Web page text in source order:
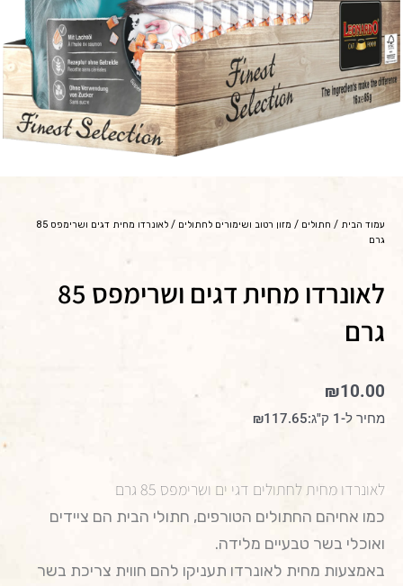
עמוד הבית / חתולים / מזון רטוב ושימורים לחתולים
/ לאונרדו מחית דגים ושרימפס 85
גרם
לאונרדו מחית דגים ושרימפס 85
גרם
₪10.00
מחיר ל-1 ק"ג: ₪117.65
לאונרדו מחית לחתולים דגי ים ושרימפס 85 גרם
כמו אחיהם החתולים הטורפים, חתולי הבית הם ציידים
ואוכלי בשר טבעיים מלידה.
באמצעות מחית לאונרדו תעניקו להם חווית צריכת בשר